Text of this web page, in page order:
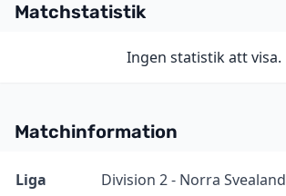
Matchstatistik
Ingen statistik att visa.
Matchinformation
InformationVärde
Liga
Division 2 - Norra Svealand